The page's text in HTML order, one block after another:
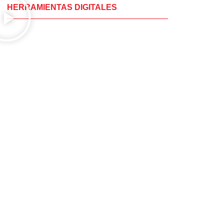
HERRAMIENTAS DIGITALES